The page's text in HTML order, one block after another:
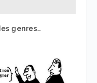
genres…